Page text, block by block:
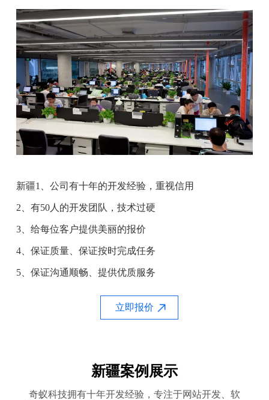
新疆1、公司有十年的开发经验，重视信用
2、有50人的开发团队，技术过硬
3、给每位客户提供美丽的报价
4、保证质量、保证按时完成任务
5、保证沟通顺畅、提供优质服务
立即报价
新疆案例展示
奇蚁科技拥有十年开发经验，专注于网站开发、软